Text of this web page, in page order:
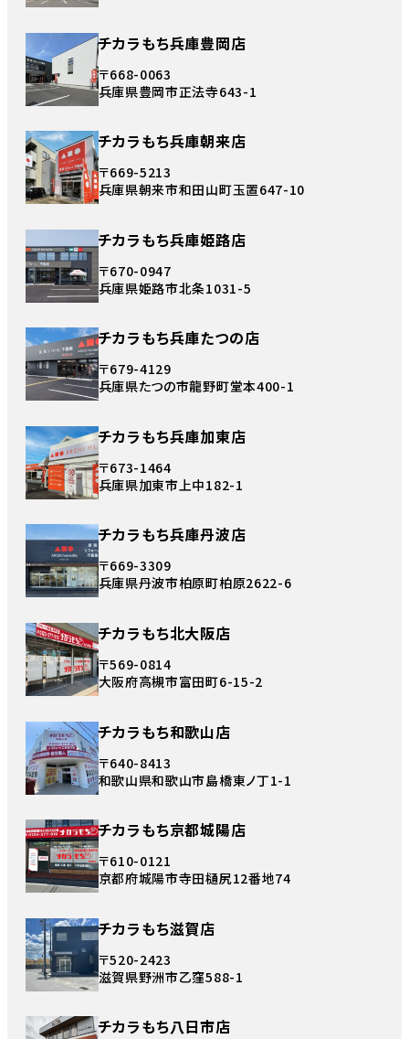
チカラもち兵庫豊岡店
〒668-0063
兵庫県豊岡市正法寺643-1
チカラもち兵庫朝来店
〒669-5213
兵庫県朝来市和田山町玉置647-10
チカラもち兵庫姫路店
〒670-0947
兵庫県姫路市北条1031-5
チカラもち兵庫たつの店
〒679-4129
兵庫県たつの市龍野町堂本400-1
チカラもち兵庫加東店
〒673-1464
兵庫県加東市上中182-1
チカラもち兵庫丹波店
〒669-3309
兵庫県丹波市柏原町柏原2622-6
チカラもち北大阪店
〒569-0814
大阪府高槻市富田町6-15-2
チカラもち和歌山店
〒640-8413
和歌山県和歌山市島橋東ノ丁1-1
チカラもち京都城陽店
〒610-0121
京都府城陽市寺田樋尻12番地74
チカラもち滋賀店
〒520-2423
滋賀県野洲市乙窪588-1
チカラもち八日市店